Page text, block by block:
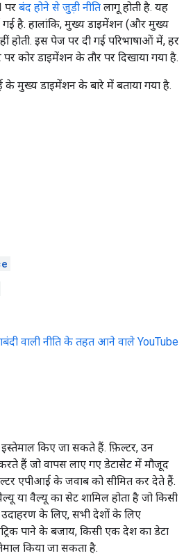
पर बंद होने से जुड़ी नीति लागू होती है. यह
है. हालांकि, मुख्य डाइमेंशन (और मुख्य
होती. इस पेज पर दी गई परिभाषाओं में, हर
कोर डाइमेंशन के तौर पर दिखाया गया है.
के मुख्य डाइमेंशन के बारे में बताया गया है.
वाली नीति के तहत आने वाले YouTube
इस्तेमाल किए जा सकते हैं. फ़िल्टर, उन
हैं जो वापस लाए गए डेटासेट में मौजूद
एपीआई के जवाब को सीमित कर देते हैं.
या वैल्यू का सेट शामिल होता है जो किसी
के लिए, सभी देशों के लिए
पाने के बजाय, किसी एक देश का डेटा
किया जा सकता है.